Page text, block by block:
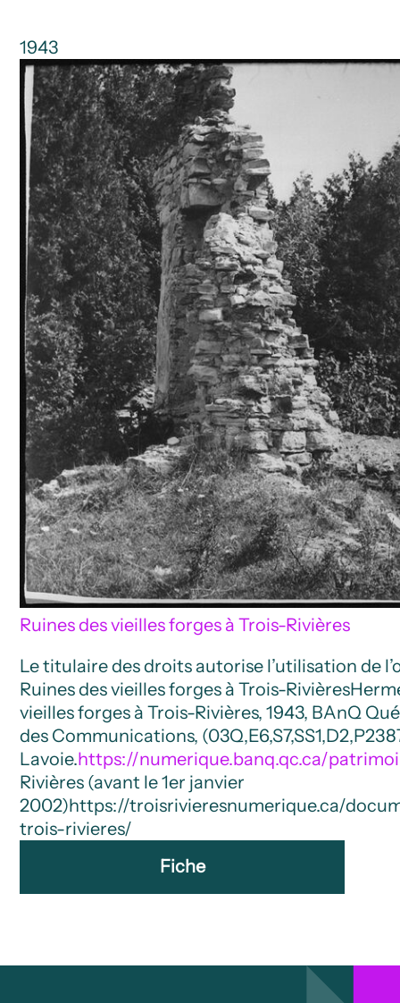
1943
Ruines des vieilles forges à Trois-Rivières
Le titulaire des droits autorise l’utilisation de
Ruines des vieilles forges à Trois-Rivières
vieilles forges à Trois-Rivières, 1943, BAnQ
des Communications,
Lavoie.https://numerique.banq.qc.ca/
Rivières (avant le 1er janvier
2002)https://troisrivieresnumerique.ca/
trois-rivieres/
Fiche